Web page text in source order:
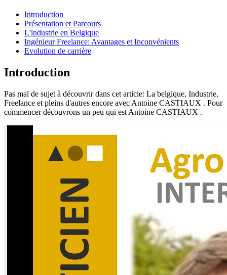
Introduction
Présentation et Parcours
L'industrie en Belgique
Ingénieur Freelance: Avantages et Inconvénients
Evolution de carrière
Introduction
Pas mal de sujet à découvrir dans cet article: La belgique, Industrie,
Freelance et pleins d'autres encore avec Antoine CASTIAUX . Pour
commencer découvrons un peu qui est Antoine CASTIAUX .